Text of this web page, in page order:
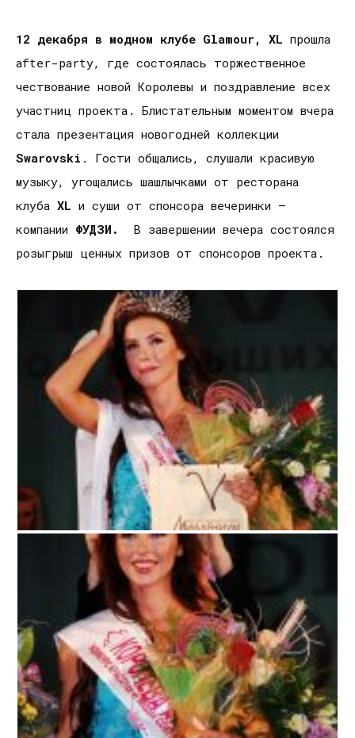
12 декабря в модном клубе Glamour, XL прошла
after-party, где состоялась торжественное
чествование новой Королевы и поздравление всех
участниц проекта. Блистательным моментом вчера
стала презентация новогодней коллекции
Swarovski . Гости общались, слушали красивую
музыку, угощались шашлычками от ресторана
клуба XL и суши от спонсора вечеринки –
компании ФУДЗИ. В завершении вечера состоялся
розыгрыш ценных призов от спонсоров проекта.